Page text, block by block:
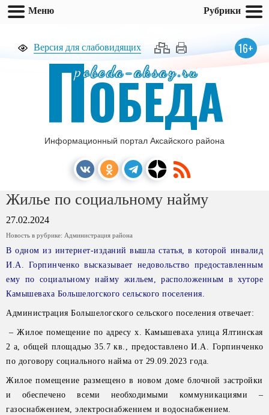
Версия для слабовидящих 16+
pobeda-aksay.ru
ПОБЕДА
Информационный портал Аксайского района
Жилье по социальному найму
27.02.2024
Новость в рубрике: Администрация района
В одном из интернет-изданий вышла статья, в которой инвалид
И.А. Горпинченко высказывает недовольство предоставленным
ему по социальному найму жильем, расположенным в хуторе
Камышеваха Большелогского сельского поселения.
Администрация Большелогского сельского поселения отвечает:
– Жилое помещение по адресу х. Камышеваха улица Ялтинская
2 а, общей площадью 35.7 кв., предоставлено И.А. Горпинченко
по договору социального найма от 29.09.2023 года.
Жилое помещение размещено в новом доме блочной застройки
и обеспечено всеми необходимыми коммуникациями –
газоснабжением, электроснабжением и водоснабжением.
Меню Рубрики